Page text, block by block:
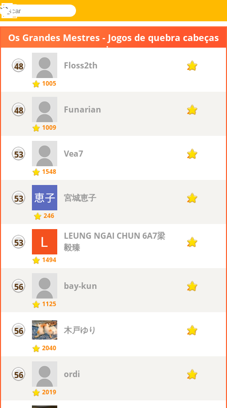
Novel
buscar
Entrar
Menu
Os Grandes Mestres - Jogos de quebra cabeças
com imagem
48
1005
Floss2th 23
48
1009
Funarian 23
53
1548
Vea7 21
53
246
宮城恵子 21
53
1494
LEUNG NGAI CHUN 6A7梁
毅臻
21
56
1125
bay-kun 20
56
2040
木戸ゆり 20
56
2019
ordi 20